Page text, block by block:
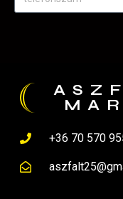
+36 70 570